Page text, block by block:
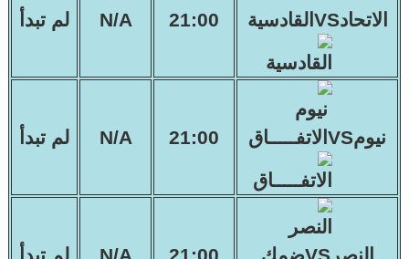
الاتحادVSالقادسية 21:00
N/A لم تبدأ
نيومVSالاتفـــــاق 21:00
N/A لم تبدأ